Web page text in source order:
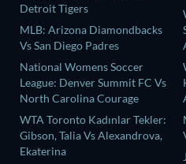
Detroit Tigers
MLB: Arizona Diamondbacks
Vs San Diego Padres
National Womens Soccer
League: Denver Summit FC Vs
North Carolina Courage
WTA Toronto Kadınlar Tekler:
Gibson, Talia Vs Alexandrova,
Ekaterina